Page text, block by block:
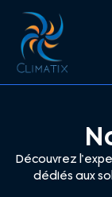
Découvrez
dédiés aux